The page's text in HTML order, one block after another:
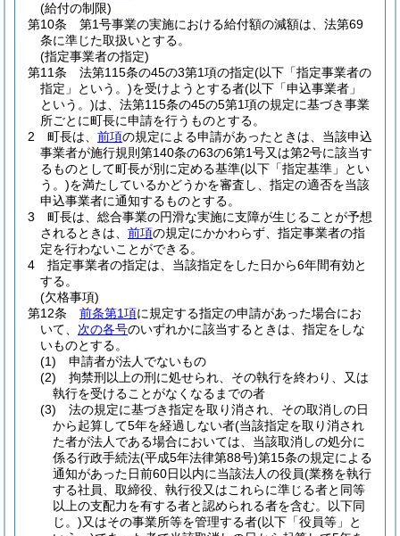
(給付の制限)
第10条
第1号事業の実施における給付額の減額は、法第69
条に準じた取扱いとする。
(指定事業者の指定)
第11条
法第115条の45の3第1項の指定(以下「指定事業者の
指定」という。)を受けようとする者(以下「申込事業者」
という。)は、法第115条の45の5第1項の規定に基づき事業
所ごとに町長に申請を行うものとする。
2
町長は、 前項の規定による申請があったときは、当該申込
事業者が施行規則第140条の63の6第1号又は第2号に該当す
るものとして町長が別に定める基準(以下「指定基準」とい
う。)を満たしているかどうかを審査し、指定の適否を当該
申込事業者に通知するものとする。
3
町長は、総合事業の円滑な実施に支障が生じることが予想
されるときは、 前項の規定にかかわらず、指定事業者の指
定を行わないことができる。
4
指定事業者の指定は、当該指定をした日から6年間有効と
する。
(欠格事項)
第12条
前条第1項に規定する指定の申請があった場合にお
いて、 次の各号のいずれかに該当するときは、指定をしな
いものとする。
(1)
申請者が法人でないもの
(2)
拘禁刑以上の刑に処せられ、その執行を終わり、又は
執行を受けることがなくなるまでの者
(3)
法の規定に基づき指定を取り消され、その取消しの日
から起算して5年を経過しない者(当該指定を取り消され
た者が法人である場合においては、当該取消しの処分に
係る行政手続法(平成5年法律第88号)第15条の規定による
通知があった日前60日以内に当該法人の役員(業務を執行
する社員、取締役、執行役又はこれらに準じる者と同等
以上の支配力を有する者と認められる者を含む。以下同
じ。)又はその事業所等を管理する者(以下「役員等」と